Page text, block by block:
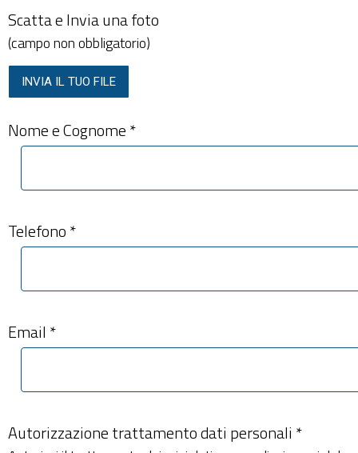
Scatta e Invia una foto
(campo non obbligatorio)
INVIA IL TUO FILE
Nome e Cognome *
Telefono *
Email *
Autorizzazione trattamento dati personali *